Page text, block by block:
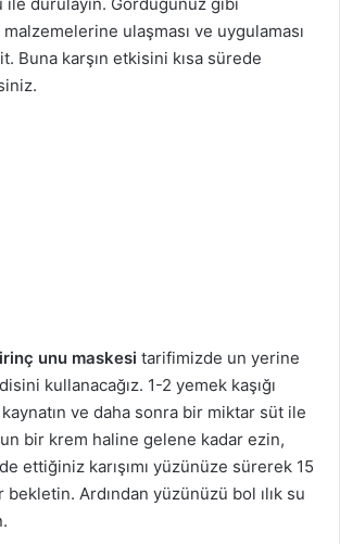
malzemelerine ulaşması ve uygulaması
Buna karşın etkisini kısa sürede
unu maskesi tarifimizde un yerine
kullanacağız. 1-2 yemek kaşığı
ve daha sonra bir miktar süt ile
bir krem haline gelene kadar ezin,
ettiğiniz karışımı yüzünüze sürerek 15
bekletin. Ardından yüzünüzü bol ılık su